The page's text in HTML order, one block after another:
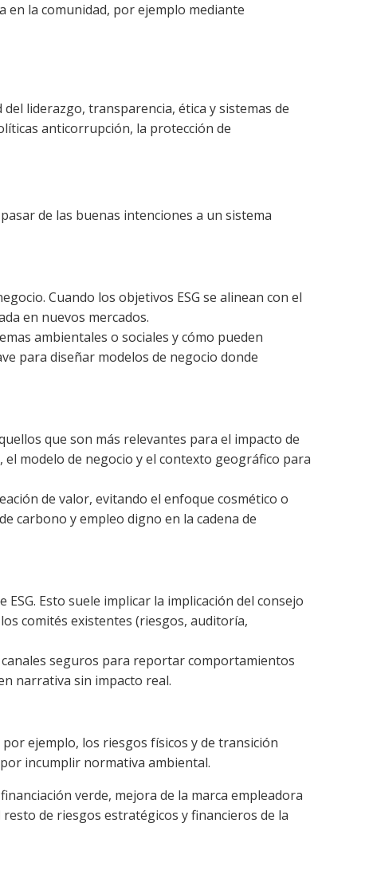
la comunidad, por ejemplo mediante
de
anticorrupción, la protección de
de las buenas intenciones a un sistema
Cuando los objetivos ESG se alinean con el
en nuevos mercados.
ambientales o sociales y cómo pueden
para diseñar modelos de negocio donde
que son más relevantes para el impacto de
modelo de negocio y el contexto geográfico para
de valor, evitando el enfoque cosmético o
carbono y empleo digno en la cadena de
Esto suele implicar la implicación del consejo
comités existentes (riesgos, auditoría,
seguros para reportar comportamientos
narrativa sin impacto real.
ejemplo, los riesgos físicos y de transición
incumplir normativa ambiental.
verde, mejora de la marca empleadora
de riesgos estratégicos y financieros de la